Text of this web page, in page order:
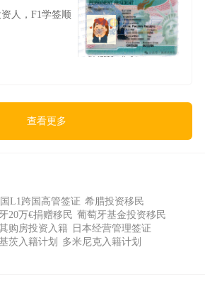
人，F1学签顺
查看更多
L1跨国高管签证 希腊投资移民
20万€捐赠移民 葡萄牙基金投资移民
购房投资入籍 日本经营管理签证
茨入籍计划 多米尼克入籍计划